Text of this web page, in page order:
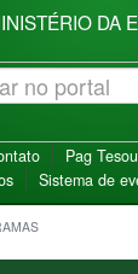
DA
Pag
Sistema de